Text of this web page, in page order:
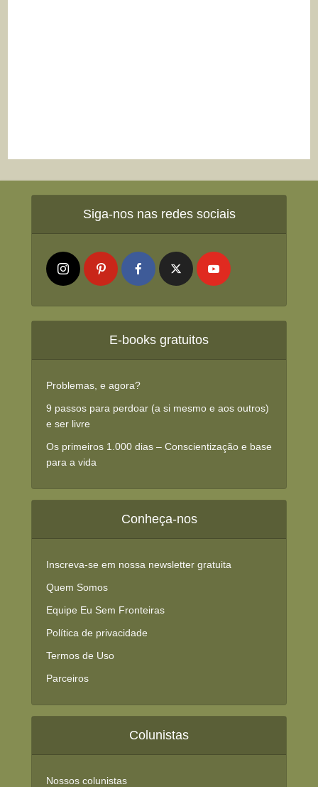
Siga-nos nas redes sociais
E-books gratuitos
Problemas, e agora?
9 passos para perdoar (a si mesmo e aos outros)
e ser livre
Os primeiros 1.000 dias – Conscientização e base
para a vida
Conheça-nos
Inscreva-se em nossa newsletter gratuita
Quem Somos
Equipe Eu Sem Fronteiras
Política de privacidade
Termos de Uso
Parceiros
Colunistas
Nossos colunistas